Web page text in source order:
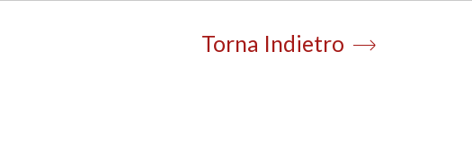
Torna Indietro